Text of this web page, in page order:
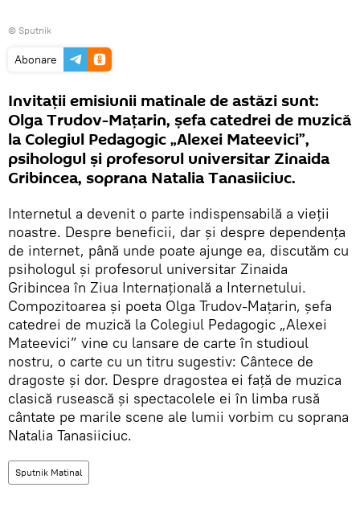
© Sputnik
Abonare
Invitații emisiunii matinale de astăzi sunt:
Olga Trudov-Mațarin, șefa catedrei de muzică
la Colegiul Pedagogic „Alexei Mateevici”,
psihologul și profesorul universitar Zinaida
Gribincea, soprana Natalia Tanasiiciuc.
Internetul a devenit o parte indispensabilă a vieții
noastre. Despre beneficii, dar și despre dependența
de internet, până unde poate ajunge ea, discutăm cu
psihologul și profesorul universitar Zinaida
Gribincea în Ziua Internațională a Internetului.
Compozitoarea și poeta Olga Trudov-Mațarin, șefa
catedrei de muzică la Colegiul Pedagogic „Alexei
Mateevici” vine cu lansare de carte în studioul
nostru, o carte cu un titru sugestiv: Cântece de
dragoste și dor. Despre dragostea ei față de muzica
clasică rusească și spectacolele ei în limba rusă
cântate pe marile scene ale lumii vorbim cu soprana
Natalia Tanasiiciuc.
Sputnik Matinal